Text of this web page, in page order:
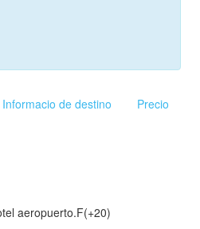
Informacio de destino Precio
aeropuerto.F(+20)